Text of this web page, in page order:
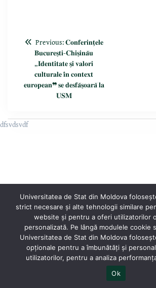
Previous:𝐂𝐨𝐧𝐟𝐞𝐫𝐢𝐧𝐭̗𝐞𝐥𝐞
𝐁𝐮𝐜𝐮𝐫𝐞𝐬̗𝐭𝐢-𝐂𝐡𝐢𝐬̗𝐢𝐧𝐚̆𝐮
„𝐈𝐝𝐞𝐧𝐭𝐢𝐭𝐚𝐭𝐞 𝐬̗𝐢 𝐯𝐚𝐥𝐨𝐫𝐢
𝐜𝐮𝐥𝐭𝐮𝐫𝐚𝐥𝐞 𝐢̂𝐧 𝐜𝐨𝐧𝐭𝐞𝐱𝐭
𝐞𝐮𝐫𝐨𝐩𝐞𝐚𝐧❞ 𝐬𝐞 𝐝𝐞𝐬𝐟𝐚̆𝐬̗𝐨𝐚𝐫𝐚̆ 𝐥𝐚
𝐔𝐒𝐌
dfsvdsvdf
Oficiul Programare Web al
Universitatea de Stat din Moldova
strict necesare și alte tehnologii similare
website și pentru a oferi utilizatorilor
personalizată. Pe lângă modulele cookie
Universitatea de Stat din Moldova
opționale pentru a îmbunătăți și
utilizatorilor, pentru a analiza
Ok